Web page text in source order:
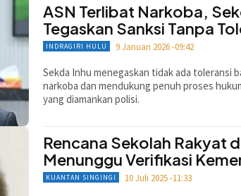
ASN Terlibat Narkoba,
Tegaskan Sanksi Tanpa
INDRAGIRI HULU 9 Januari 2026 -09:42
Sekda Inhu menegaskan tidak ada toleransi
narkoba dan mendukung penuh proses
yang diamankan polisi.
Rencana Sekolah Rakyat
Menunggu Verifikasi
KUANTAN SINGINGI 10 Juli 2025 -11:33